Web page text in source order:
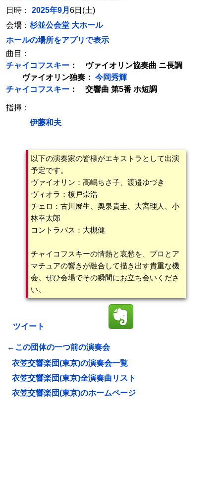
日時： 2025年9月 6日(土)
会場： 杉並公会堂 大ホール
ホールの場所をアプリで表示
曲目：
チャイコフスキー ： ヴァイオリン協奏曲 ニ長調
ヴァイオリン独奏： 今岡秀輝
チャイコフスキー ： 交響曲 第5番 ホ短調
指揮：
伊藤和夫
以下の演奏家の皆様がエキストラとして出演
予定です。
ヴァイオリン：高嶋ちさ子、渡邉ゆづき
ヴィオラ：榎戸崇浩
チェロ：古川展生、奥泉貴圭、大宮理人、小
林幸太郎
コントラバス：大槻健
チャイコフスキーの情熱と哀愁を、プロとア
マチュアの響きが融合して描き出す貴重な機
会。ぜひ会場でその瞬間にお立ち会いくださ
い。
ツイート
←この団体の一つ前の演奏会
衣笠交響楽団(東京)の演奏会一覧
衣笠交響楽団(東京)全演奏曲リスト
衣笠交響楽団(東京)のホームページ